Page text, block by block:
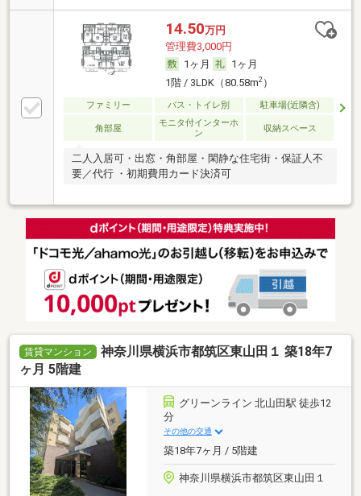
14.50万円
管理費3,000円
1ヶ月
1ヶ月
1階 / 3LDK（80.58m2）
ファミリー バス・トイレ別 駐車場(近隣含)
角部屋
モニタ付インターホ
ン
収納スペース
二人入居可・出窓・角部屋・閑静な住宅街・保証人不
要／代行 ・初期費用カード決済可
賃貸マンション
神奈川県横浜市都筑区東山田１ 築18年7
ヶ月 5階建
グリーンライン 北山田駅 徒歩12
分
その他の交通
築18年7ヶ月 / 5階建
神奈川県横浜市都筑区東山田１